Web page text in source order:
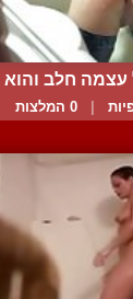
חלב והוא
0 המלצות